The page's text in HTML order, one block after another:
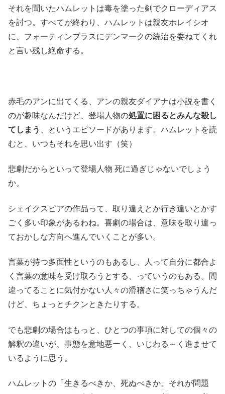
それを聞いたハムレットは毒を塗った剣でクローディアス
を討つ。すべてが終わり、ハムレットは親友ホレイシオ
に、フォーティンブラスにデンマークの統治を委ねてくれ
と言い残し絶命する。
赤毛のアンに出てくる、アンの親友ダイアナは小説を書く
のが趣味なんだけど、登場人物の処置に困るとみんな殺し
てしまう
、というエピソードがあります。ハムレットを読
むと、いつもそれを思い出す（笑）
悲劇だからといって登場人物 死に過ぎじゃないでしょう
か。
シェイクスピアの作品って、取り違えとか行き違いとかす
ごく多い印象があるわね。喜劇の場合は、意味を取り違っ
ておかしな方向へ進んでいくことが多い。
言葉が持つ多面性というのもあるし、人って自分に都合よ
く言葉の意味を受け取ろうとする、っていうのもある。間
違ってることに気付かない人々の滑稽さに笑っちゃうんだ
けど、ちょっとチクンときたりする。
でも悲劇の場合はもっと、ひとつの事項に対しての個々の
解釈の違いが、事態を意地悪ーく、いじわる～く進ませて
いるように思う。
ハムレットの「生きるべきか、死ぬべきか。それが問題